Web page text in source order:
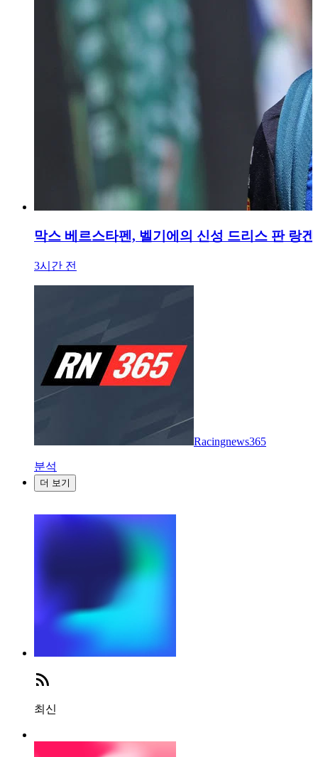
막스 베르스타펜, 벨기에의 신성 드리스 판 랑
3시간 전
Racingnews365
분석
더 보기
최신